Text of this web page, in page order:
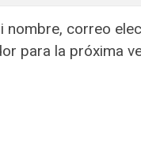
nombre, correo
para la próxima